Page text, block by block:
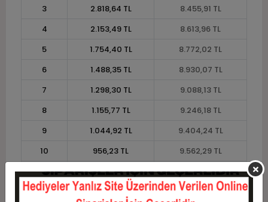
3
2.818,64 TL
8.455,91 TL
4
2.153,49 TL
8.613,96 TL
5
1.754,40 TL
8.772,02 TL
6
1.488,35 TL
8.930,07 TL
7
1.298,30 TL
9.088,13 TL
8
1.155,77 TL
9.246,18 TL
9
1.044,92 TL
9.404,24 TL
10
956,23 TL
9.562,29 TL
11
876,48 TL
9.641,32 TL
12
816,61 TL 9.799,37 TL